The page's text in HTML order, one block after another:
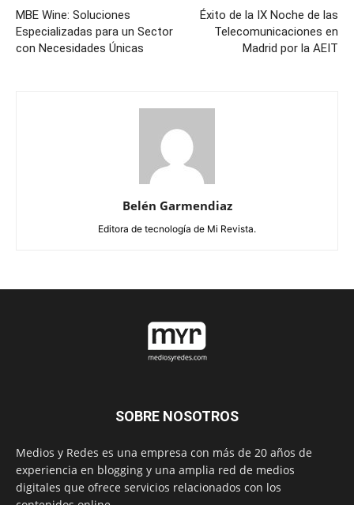
MBE Wine: Soluciones
Especializadas para un Sector
con Necesidades Únicas
Éxito de la IX Noche de las
Telecomunicaciones en
Madrid por la AEIT
Belén Garmendiaz
Editora de tecnología de Mi Revista.
SOBRE NOSOTROS
Medios y Redes es una empresa con más de 20 años de
experiencia en blogging y una amplia red de medios
digitales que ofrece servicios relacionados con los